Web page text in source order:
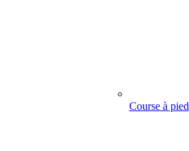
Course à pied